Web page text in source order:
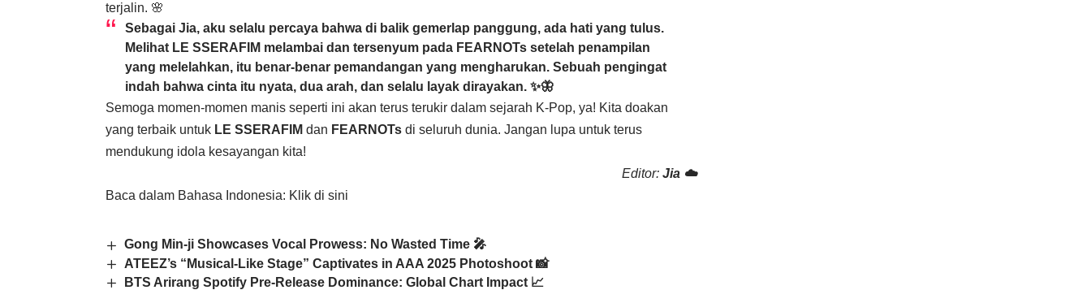
terjalin. 🌸
Sebagai Jia, aku selalu percaya bahwa di balik gemerlap panggung, ada hati yang tulus.
Melihat LE SSERAFIM melambai dan tersenyum pada FEARNOTs setelah penampilan
yang melelahkan, itu benar-benar pemandangan yang mengharukan. Sebuah pengingat
indah bahwa cinta itu nyata, dua arah, dan selalu layak dirayakan. ✨🦋
Semoga momen-momen manis seperti ini akan terus terukir dalam sejarah K-Pop, ya! Kita doakan
yang terbaik untuk LE SSERAFIM dan FEARNOTs di seluruh dunia. Jangan lupa untuk terus
mendukung idola kesayangan kita!
Editor: Jia ☁️
Baca dalam Bahasa Indonesia: Klik di sini
Gong Min-ji Showcases Vocal Prowess: No Wasted Time 🎤
ATEEZ’s “Musical-Like Stage” Captivates in AAA 2025 Photoshoot 📸
BTS Arirang Spotify Pre-Release Dominance: Global Chart Impact 📈